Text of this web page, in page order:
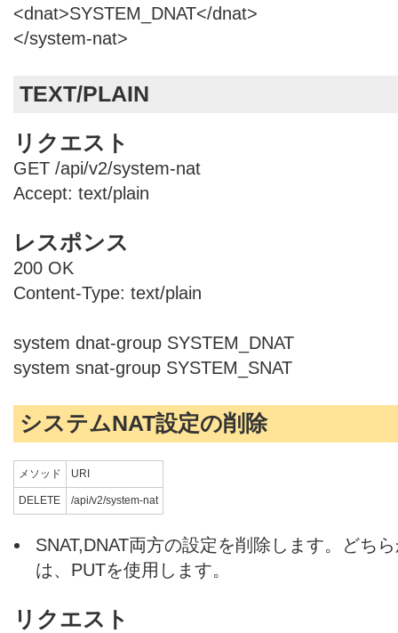
<dnat>SYSTEM_DNAT</dnat>
</system-nat>
TEXT/PLAIN
リクエスト
GET /api/v2/system-nat
Accept: text/plain
レスポンス
200 OK
Content-Type: text/plain
system dnat-group SYSTEM_DNAT
system snat-group SYSTEM_SNAT
システムNAT設定の削除
メソッド URI
DELETE /api/v2/system-nat
SNAT,DNAT両方の設定を削除します。どち
は、PUTを使用します。
リクエスト